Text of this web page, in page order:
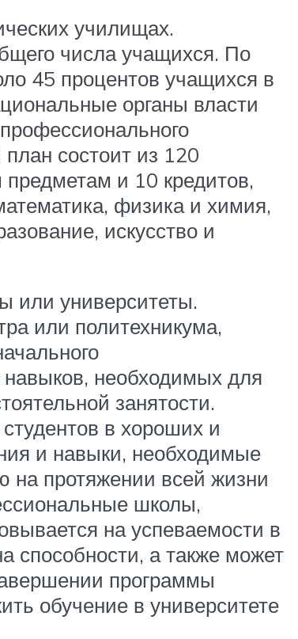
училищах.
числа учащихся. По
45 процентов учащихся в
органы власти
состоит из 120
и 10 кредитов,
физика и химия,
искусство и
или университеты.
или политехникума,
необходимых для
занятости.
в хороших и
и навыки, необходимые
на протяжении всей жизни
школы,
на успеваемости в
способности, а также может
программы
обучение в университете